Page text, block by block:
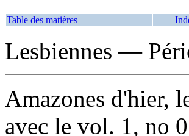
Table des matières
Lesbiennes —
Amazones d'hier,
avec le vol. 1, no